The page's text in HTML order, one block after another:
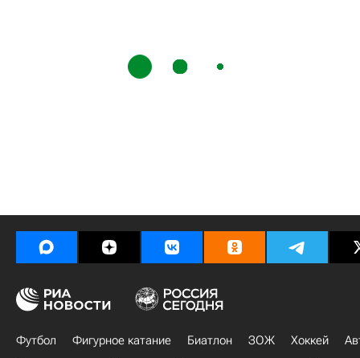
Футбол Фигурное катание Биатлон ЗОЖ Хоккей